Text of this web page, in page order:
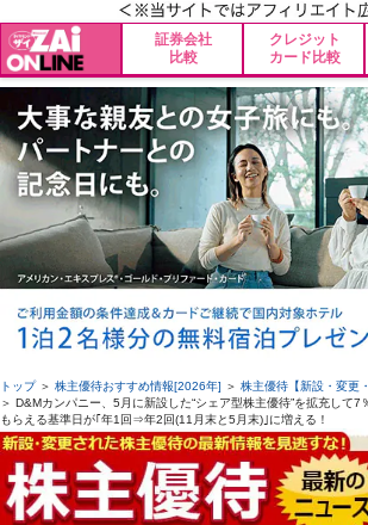
証券会社
比較
クレジット
カード比較
トップ＞ 株主優待おすすめ情報[2026年] ＞ 株主優待【新設・変更
＞ D&Mカンパニー、5月に新設した“シェア型株主優待”を拡充して
もらえる基準日が｢年1回⇒年2回(11月末と5月末)｣に増える！